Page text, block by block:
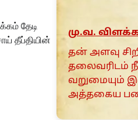
தேடி
தீப்தியின்
மு.வ.
தன் அளவு
தலைவரிடம்
வறுமையும்
அத்தகைய